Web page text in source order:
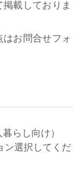
載しておりま
お問合せフォ
らし向け）
ン選択してくだ